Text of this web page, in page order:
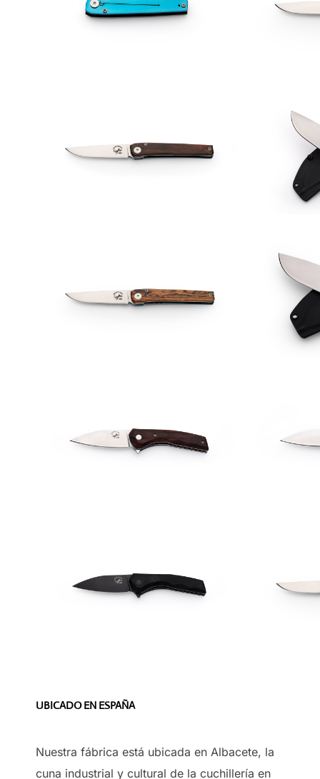
UBICADO EN ESPAÑA
Nuestra fábrica está ubicada en Albacete, la
cuna industrial y cultural de la cuchillería en